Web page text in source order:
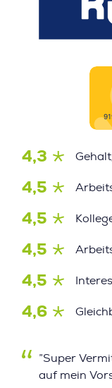
4,3
4,5
4,5
4,5
4,5
4,6
”Super
auf mein